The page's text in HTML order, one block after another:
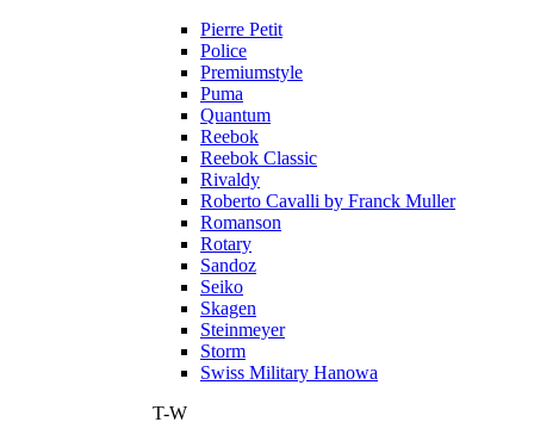
Pierre Petit
Police
Premiumstyle
Puma
Quantum
Reebok
Reebok Classic
Rivaldy
Roberto Cavalli by Franck Muller
Romanson
Rotary
Sandoz
Seiko
Skagen
Steinmeyer
Storm
Swiss Military Hanowa
T-W